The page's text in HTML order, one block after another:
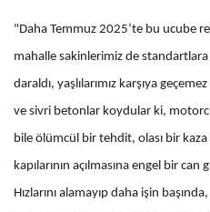
"Daha Temmuz 2025’te bu ucube
mahalle sakinlerimiz de standartlara
daraldı, yaşlılarımız karşıya
ve sivri betonlar koydular ki,
bile ölümcül bir tehdit, olası bir kaza
kapılarının açılmasına engel bir
Hızlarını alamayıp daha işin